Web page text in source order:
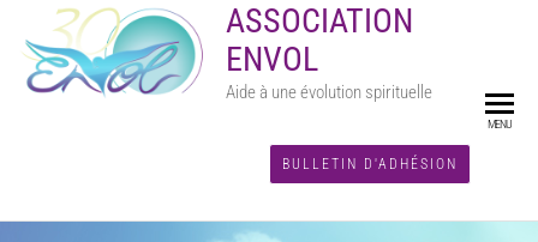
ASSOCIATION
ENVOL
Aide à une évolution spirituelle
BULLETIN D'ADHÉSION
MENU